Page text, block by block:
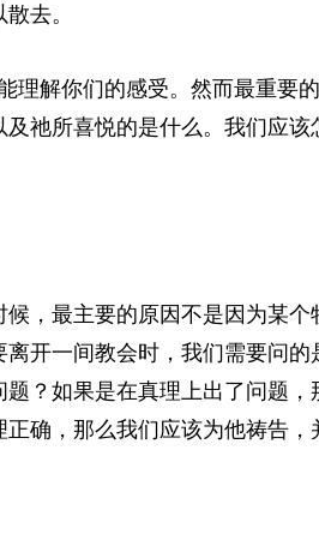
去。
理解你们的感受。然而最重要
祂所喜悦的是什么。我们应
，最主要的原因不是因为某
开一间教会时，我们需要问
？如果是在真理上出了问题
确，那么我们应该为他祷告